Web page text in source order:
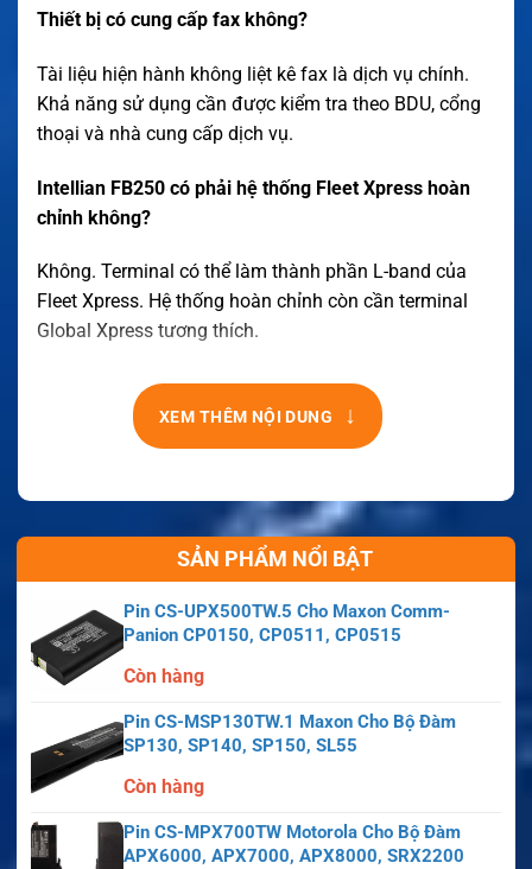
Thiết bị có cung cấp fax không?
Tài liệu hiện hành không liệt kê fax là dịch vụ chính.
Khả năng sử dụng cần được kiểm tra theo BDU, cổng
thoại và nhà cung cấp dịch vụ.
Intellian FB250 có phải hệ thống Fleet Xpress hoàn
chỉnh không?
Không. Terminal có thể làm thành phần L-band của
Fleet Xpress. Hệ thống hoàn chỉnh còn cần terminal
Global Xpress tương thích.
XEM THÊM NỘI DUNG ↓
SẢN PHẨM NỔI BẬT
Pin CS-UPX500TW.5 Cho Maxon Comm-
Panion CP0150, CP0511, CP0515
Còn hàng
Pin CS-MSP130TW.1 Maxon Cho Bộ Đàm
SP130, SP140, SP150, SL55
Còn hàng
Pin CS-MPX700TW Motorola Cho Bộ Đàm
APX6000, APX7000, APX8000, SRX2200